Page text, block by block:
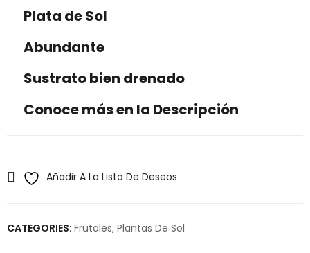
Plata de Sol
Abundante
Sustrato bien drenado
Conoce más en la Descripción
Añadir A La Lista De Deseos
CATEGORIES: Frutales, Plantas De Sol